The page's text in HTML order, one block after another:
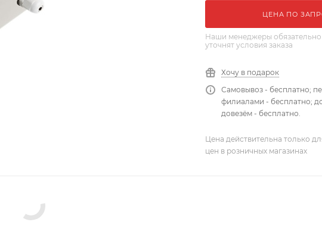
ЦЕНА ПО
Наши менеджеры обязательно
уточнят условия заказа
Хочу в подарок
Самовывоз - бесплатно;
филиалами - бесплатно;
довезём - бесплатно.
Цена действительна только
цен в розничных магазинах